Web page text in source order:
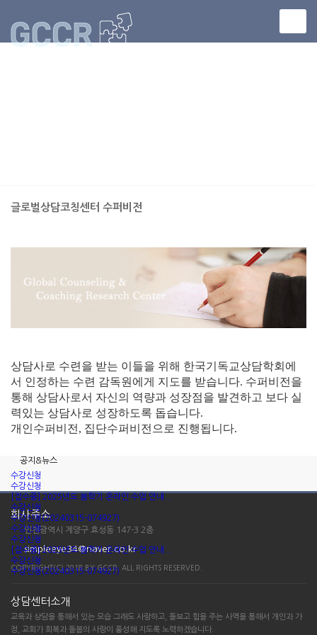
글로벌상담코칭센터 수퍼비전
상담사로 수련을 받는 이들을 위해 한국기독교상담학회에
서 인정하는 수련 감독원에게 지도를 받습니다. 수퍼비전을
통해 상담사로서 자신의 역량과 성장점을 발견하고 보다 실
력있는 상담사로 성장하도록 돕습니다.
개인수퍼비전, 집단수퍼비전으로 진행됩니다.
공지&뉴스
수강신청
수강신청
[접수중] 2025년도 봄학기 온라인 수업 안내...
수강신청
수강신청(20240315-074927)
수강신청
수강신청
[접수중] 2025년도 봄학기 온라인 수업 안내...
수강신청
수강신청(20240315-074927)
회사주소
인천광역시 계양구 효성동 147-3 2층
simpleeye34@naver.co.kr
COPYRIGHT(C) 2018 BY GCCR. ALL RIGHTS RESERVED.
상담센터소개
교육과 상담을 통해서 있는 모습 그래도 사랑하고, 돌보고 힘을 주는 사역을 통해서 개인과 가
정, 교회가 회복과 돌봄의 사랑이 풍성해 지도록 노력하겠습니다.